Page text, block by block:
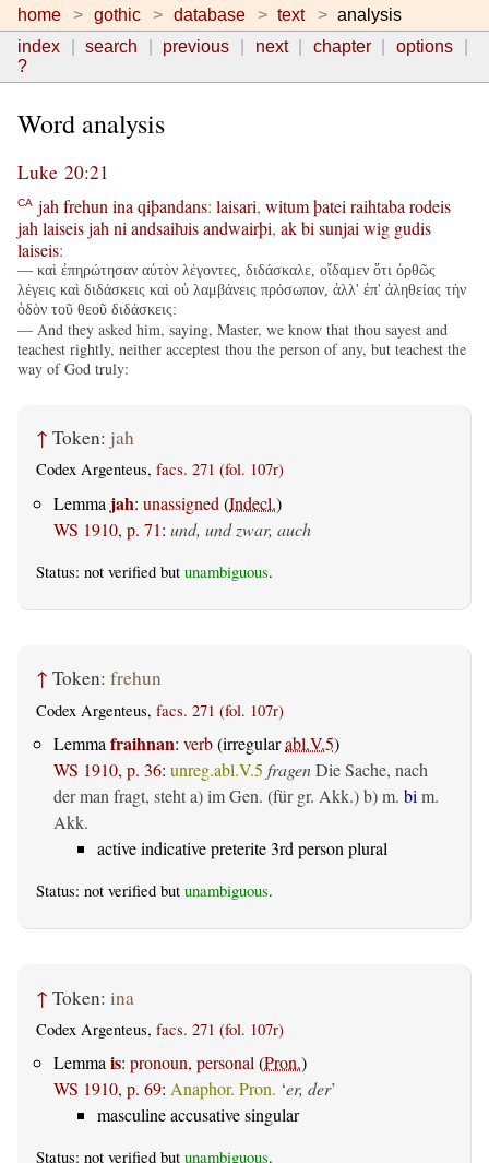
home gothic database text
analysis
index
search previous next chapter
options
?
Word analysis
Luke 20:21
CA jah frehun ina qiþandans: laisari, witumþatei raihtaba rodeis
jah laiseisjah ni andsaiƕisandwairþi, akbi sunjai wig gudis
laiseis:
— καὶ ἐπηρώτησαν αὐτὸν λέγοντες, διδάσκαλε, οἴδαμεν ὅτι ὀρθῶς
λέγεις καὶ διδάσκεις καὶ οὐ λαμβάνεις πρόσωπον, ἀλλ' ἐπ' ἀληθείας τὴν
ὁδὸν τοῦ θεοῦ διδάσκεις:
— And they asked him, saying, Master, we know that thou sayest and
teachest rightly, neither acceptest thou the person of any, but teachest the
way of God truly:
↑ Token: jah
Codex Argenteus, facs. 271 (fol. 107r)
Lemma jah: unassigned (Indecl.)
WS 1910, p. 71: und, und zwar, auch
Status: not verified but unambiguous.
↑ Token: frehun
Codex Argenteus, facs. 271 (fol. 107r)
Lemma fraihnan: verb(irregularabl.V.5)
WS 1910, p. 36: unreg.abl.V.5 fragenDie Sache, nach
der man fragt, steht a) im Gen. (für gr. Akk.) b) m. bi m.
Akk.
active indicative preterite 3rd person plural
Status: not verified but unambiguous.
↑ Token: ina
Codex Argenteus, facs. 271 (fol. 107r)
Lemmais: pronoun, personal(Pron.)
WS 1910, p. 69: Anaphor. Pron. ‘er, der’
masculine accusative singular
Status: not verified but unambiguous.